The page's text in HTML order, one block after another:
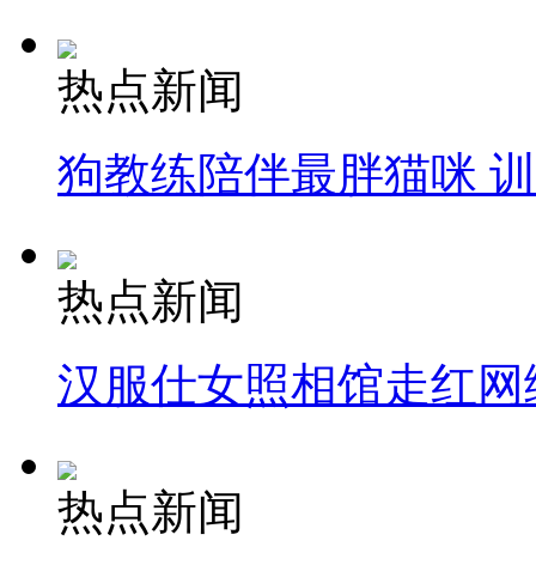
热点新闻
狗教练陪伴最胖猫咪
热点新闻
汉服仕女照相馆走红网
热点新闻